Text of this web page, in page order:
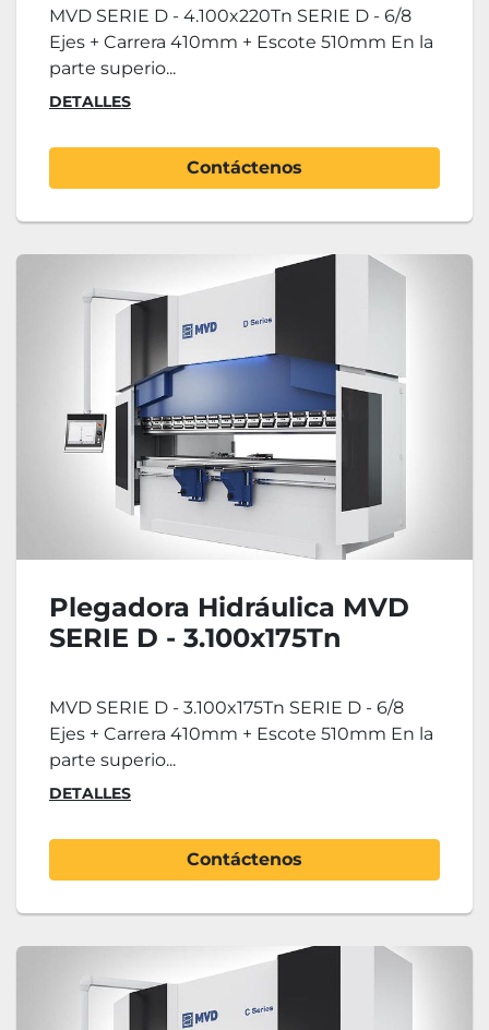
MVD SERIE D - 4.100x220Tn SERIE D - 6/8
Ejes + Carrera 410mm + Escote 510mm En la
parte superio...
DETALLES
Contáctenos
Plegadora Hidráulica MVD
SERIE D - 3.100x175Tn
MVD SERIE D - 3.100x175Tn SERIE D - 6/8
Ejes + Carrera 410mm + Escote 510mm En la
parte superio...
DETALLES
Contáctenos